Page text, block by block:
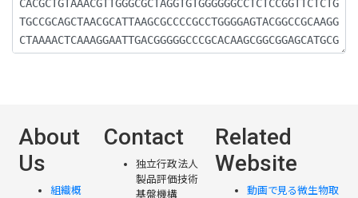
About
Us
組織概
Contact
独立行政法人
製品評価技術
基盤機構
Related
Website
動画で見る微生物取